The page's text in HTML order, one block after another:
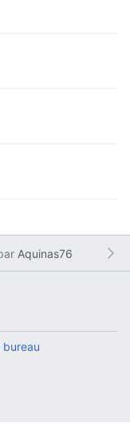
Aquinas76
bureau